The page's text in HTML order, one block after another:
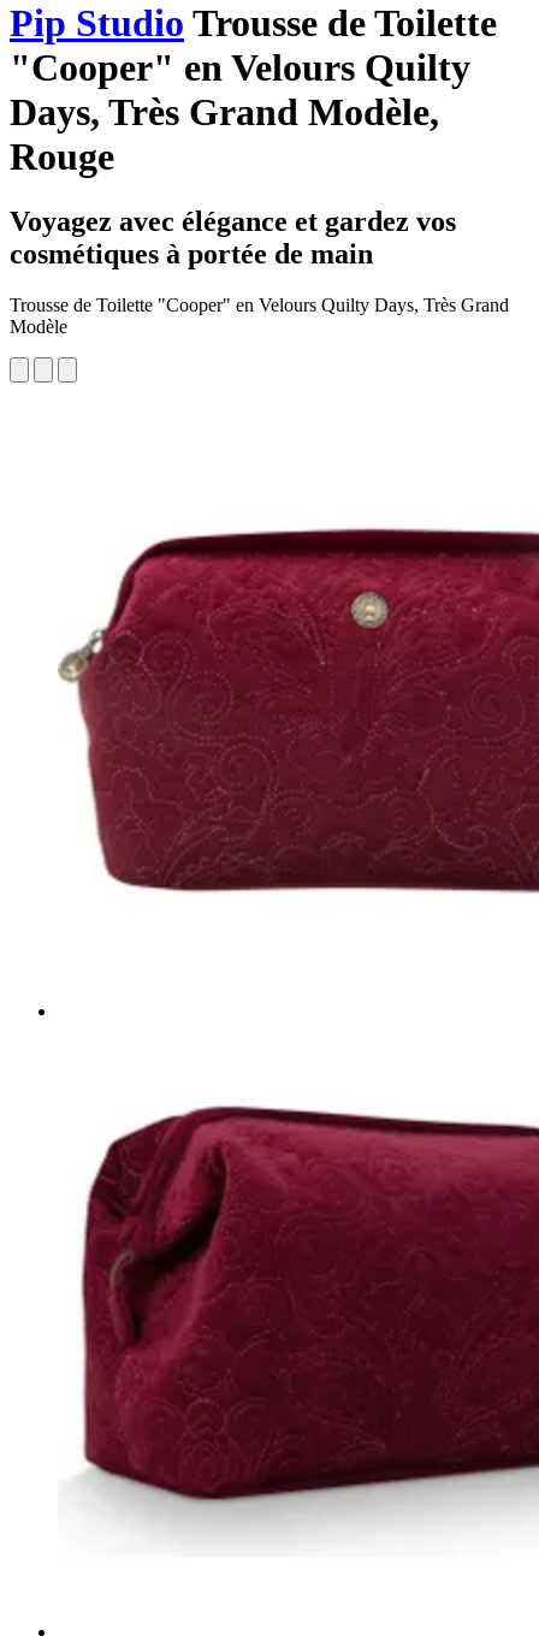
Pip Studio Trousse de Toilette
"Cooper" en Velours Quilty
Days, Très Grand Modèle,
Rouge
Voyagez avec élégance et gardez vos
cosmétiques à portée de main
Trousse de Toilette "Cooper" en Velours Quilty Days, Très Grand
Modèle